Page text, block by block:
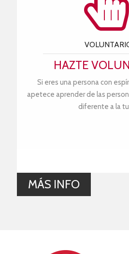
HAZTE
Si eres una persona con
apetece aprender de las
diferente a la
MÁS INFO